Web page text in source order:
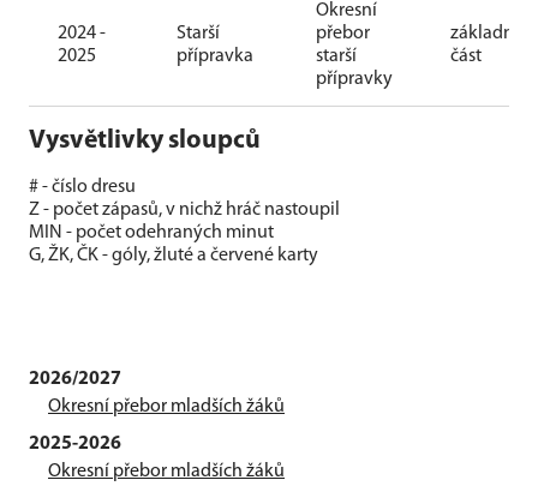
2024 -
2025
Starší
přípravka
Okresní
přebor
starší
přípravky
základní
část
Vysvětlivky sloupců
# - číslo dresu
Z - počet zápasů, v nichž hráč nastoupil
MIN - počet odehraných minut
G, ŽK, ČK - góly, žluté a červené karty
2026/2027
Okresní přebor mladších žáků
2025-2026
Okresní přebor mladších žáků